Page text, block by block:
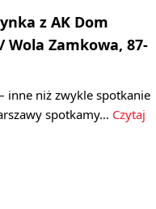
z AK Dom
Wola Zamkowa, 87-
inne niż zwykle spotkanie
spotkamy… Czytaj